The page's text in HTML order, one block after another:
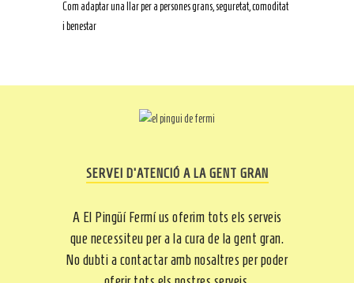
Com adaptar una llar per a persones grans, seguretat, comoditat
i benestar
SERVEI D’ATENCIÓ A LA GENT GRAN
A El Pingüí Fermí us oferim tots els serveis
que necessiteu per a la cura de la gent gran.
No dubti a contactar amb nosaltres per poder